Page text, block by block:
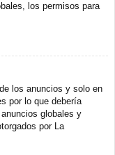
los permisos para
los anuncios y solo en
por lo que debería
globales y
por La